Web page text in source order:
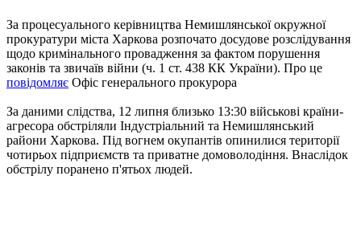
За процесуального керівництва Немишлянської окружної
прокуратури міста Харкова розпочато досудове розслідування
щодо кримінального провадження за фактом порушення
законів та звичаїв війни (ч. 1 ст. 438 КК України). Про це
повідомляє Офіс генерального прокурора
За даними слідства, 12 липня близько 13:30 військові країни-
агресора обстріляли Індустріальний та Немишлянський
райони Харкова. Під вогнем окупантів опинилися території
чотирьох підприємств та приватне домоволодіння. Внаслідок
обстрілу поранено п'ятьох людей.